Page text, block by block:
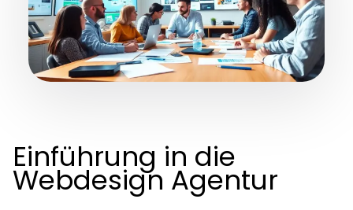
Einführung in die
Webdesign Agentur